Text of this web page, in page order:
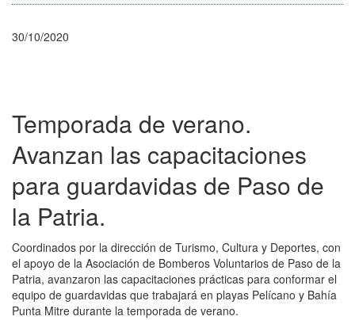
30/10/2020
Temporada de verano.
Avanzan las capacitaciones
para guardavidas de Paso de
la Patria.
Coordinados por la dirección de Turismo, Cultura y Deportes, con
el apoyo de la Asociación de Bomberos Voluntarios de Paso de la
Patria, avanzaron las capacitaciones prácticas para conformar el
equipo de guardavidas que trabajará en playas Pelícano y Bahía
Punta Mitre durante la temporada de verano.